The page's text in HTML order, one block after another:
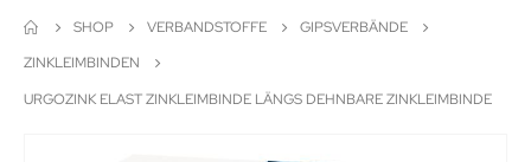
SHOP VERBANDSTOFFE
GIPSVERBÄNDE
ZINKLEIMBINDEN
URGOZINK ELAST ZINKLEIMBINDE LÄNGS DEHNBARE ZINKLEIMBINDE